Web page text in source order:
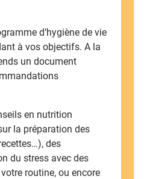
d’hygiène de vie
à vos objectifs. A la
un document
en nutrition
la préparation des
des
du stress avec des
routine, ou encore